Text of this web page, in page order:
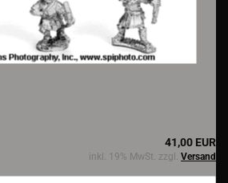
41,00 EUR
inkl. 19% MwSt. zzgl. Versand